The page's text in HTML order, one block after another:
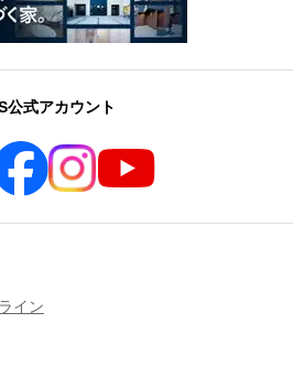
公式アカウント
イン